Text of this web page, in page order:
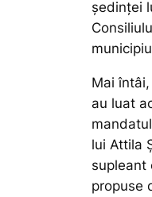
ședinței
Mai
au luat
lui Attila
supleant
propuse